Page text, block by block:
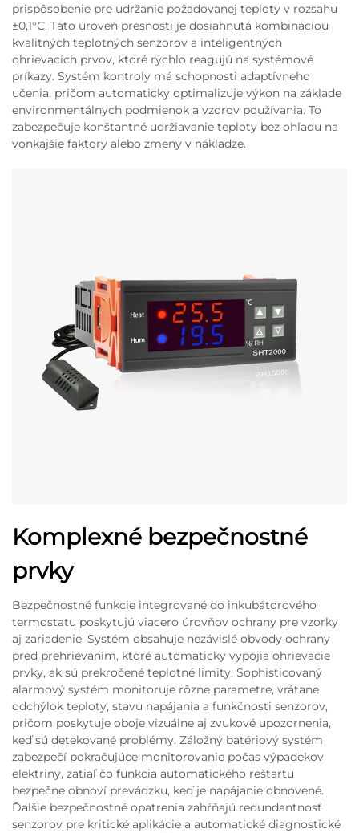
prispôsobenie pre udržanie požadovanej teploty v rozsahu
±0,1°C. Táto úroveň presnosti je dosiahnutá kombináciou
kvalitných teplotných senzorov a inteligentných
ohrievacích prvov, ktoré rýchlo reagujú na systémové
príkazy. Systém kontroly má schopnosti adaptívneho
učenia, pričom automaticky optimalizuje výkon na základe
environmentálnych podmienok a vzorov používania. To
zabezpečuje konštantné udržiavanie teploty bez ohľadu na
vonkajšie faktory alebo zmeny v nákladze.
Komplexné bezpečnostné
prvky
Bezpečnostné funkcie integrované do inkubátorového
termostatu poskytujú viacero úrovňov ochrany pre vzorky
aj zariadenie. Systém obsahuje nezávislé obvody ochrany
pred prehrievaním, ktoré automaticky vypojia ohrievacie
prvky, ak sú prekročené teplotné limity. Sophisticovaný
alarmový systém monitoruje rôzne parametre, vrátane
odchýlok teploty, stavu napájania a funkčnosti senzorov,
pričom poskytuje oboje vizuálne aj zvukové upozornenia,
keď sú detekované problémy. Záložný batériový systém
zabezpečí pokračujúce monitorovanie počas výpadekov
elektriny, zatiaľ čo funkcia automatického reštartu
bezpečne obnoví prevádzku, keď je napájanie obnovené.
Ďalšie bezpečnostné opatrenia zahŕňajú redundantnosť
senzorov pre kritické aplikácie a automatické diagnostické